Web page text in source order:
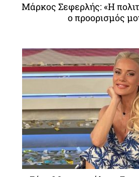
Μάρκος Σεφερλής: «Η
ο προορισμός